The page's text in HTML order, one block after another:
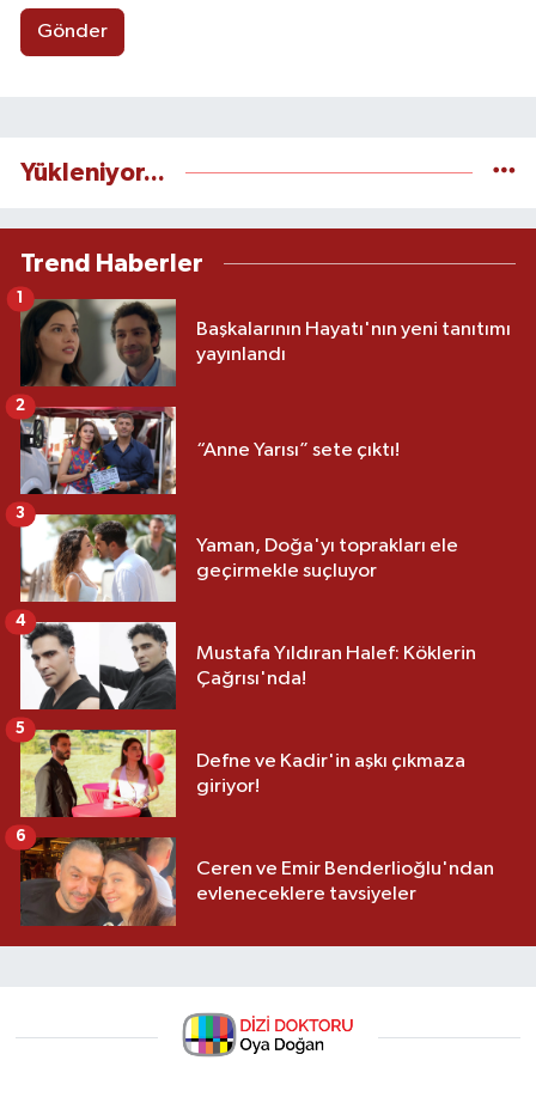
Gönder
Yükleniyor...
Trend Haberler
Başkalarının Hayatı'nın yeni tanıtımı
yayınlandı
1
“Anne Yarısı” sete çıktı!
2
Yaman, Doğa'yı toprakları ele
geçirmekle suçluyor
3
Mustafa Yıldıran Halef: Köklerin
Çağrısı'nda!
4
Defne ve Kadir'in aşkı çıkmaza
giriyor!
5
Ceren ve Emir Benderlioğlu'ndan
evleneceklere tavsiyeler
6